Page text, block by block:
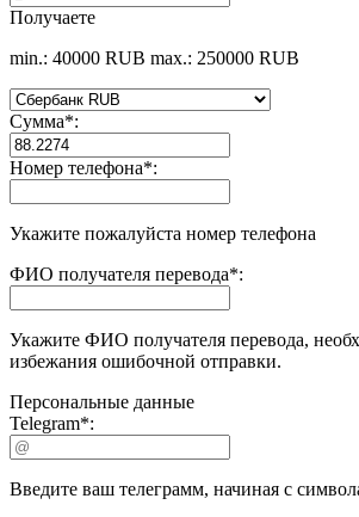
Получаете
min.: 40000 RUB max.: 250000 RUB
Сумма*:
Номер телефона*:
Укажите пожалуйста номер телефона
ФИО получателя перевода*:
Укажите ФИО получателя перевода,
избежания ошибочной отправки.
Персональные данные
Telegram*:
Введите ваш телеграмм, начиная с